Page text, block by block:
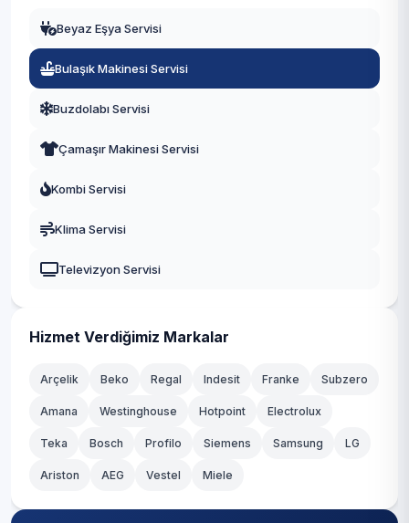
Yıldırım
Beyaz Eşya Servisi
Bulaşık Makinesi Servisi
Buzdolabı Servisi
Çamaşır Makinesi Servisi
Kombi Servisi
Klima Servisi
Televizyon Servisi
Hizmet Verdiğimiz Markalar
Arçelik Beko Regal Indesit Franke Subzero
Amana Westinghouse Hotpoint Electrolux
Teka Bosch Profilo Siemens Samsung LG
Ariston AEG Vestel Miele